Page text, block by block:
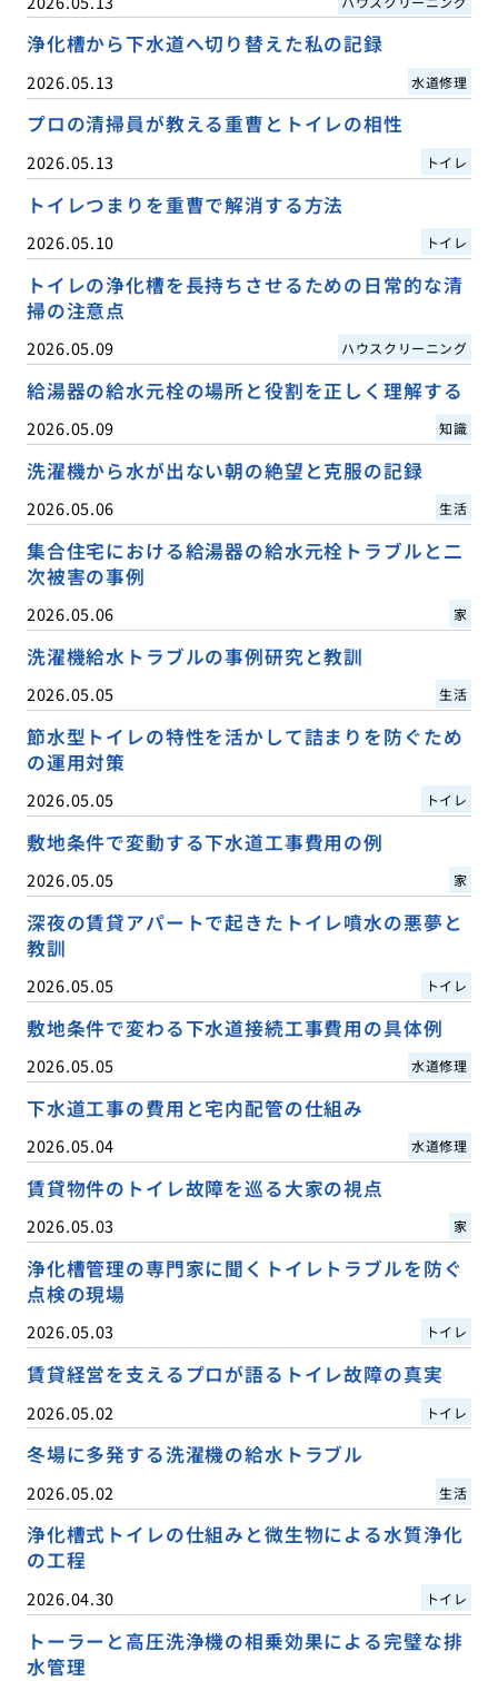
浄化槽から下水道へ切り替えた私の記録
2026.05.13 水道修理
プロの清掃員が教える重曹とトイレの相性
2026.05.13 トイレ
トイレつまりを重曹で解消する方法
2026.05.10 トイレ
トイレの浄化槽を長持ちさせるための日常的な清
掃の注意点
2026.05.09 ハウスクリーニング
給湯器の給水元栓の場所と役割を正しく理解する
2026.05.09 知識
洗濯機から水が出ない朝の絶望と克服の記録
2026.05.06 生活
集合住宅における給湯器の給水元栓トラブルと二
次被害の事例
2026.05.06 家
洗濯機給水トラブルの事例研究と教訓
2026.05.05 生活
節水型トイレの特性を活かして詰まりを防ぐため
の運用対策
2026.05.05 トイレ
敷地条件で変動する下水道工事費用の例
2026.05.05 家
深夜の賃貸アパートで起きたトイレ噴水の悪夢と
教訓
2026.05.05 トイレ
敷地条件で変わる下水道接続工事費用の具体例
2026.05.05 水道修理
下水道工事の費用と宅内配管の仕組み
2026.05.04 水道修理
賃貸物件のトイレ故障を巡る大家の視点
2026.05.03 家
浄化槽管理の専門家に聞くトイレトラブルを防ぐ
点検の現場
2026.05.03 トイレ
賃貸経営を支えるプロが語るトイレ故障の真実
2026.05.02 トイレ
冬場に多発する洗濯機の給水トラブル
2026.05.02 生活
浄化槽式トイレの仕組みと微生物による水質浄化
の工程
2026.04.30 トイレ
トーラーと高圧洗浄機の相乗効果による完璧な排
水管理